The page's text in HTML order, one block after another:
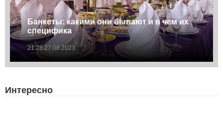
Банкеты: какими они бывают и в чем их
специфика
21:28 27.08.2023
Интересно